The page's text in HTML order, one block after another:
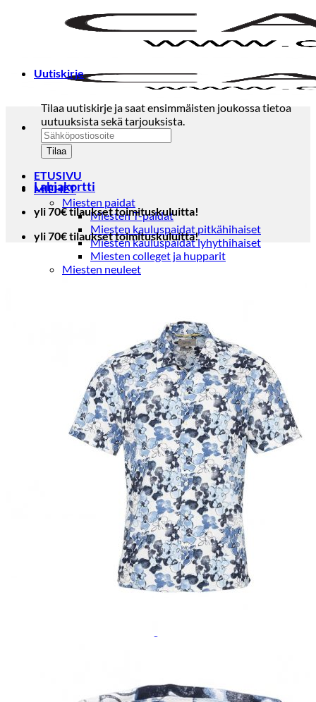
ETUSIVU
MIEHET
Miesten paidat
Miesten T-paidat
Miesten kauluspaidat pitkähihaiset
Miesten kauluspaidat lyhythihaiset
Miesten colleget ja hupparit
Miesten neuleet
Puvuntakit ja blazerit
Miesten housut
Miesten housut
Miesten farkut
Miesten collegehousut
Miesten shortsit
Miesten asusteet
Vyöt ja olkaimet
Solmiot, rusetit ja taskuliinat
Miesten päähineet, huivit ja käsineet
Miesten yöasut ja alusvaatteet
Miesten alusvaatteet
Miesten sukat
Miesten yöasut
Miesten aamutakit ja kylpytakit
Miesten takit
Miesten nahkatakit
Miesten kevät-ja syystakit
Miesten villakangastakit
Miesten talvitakit
Jakut ja liivit
Uutiskirje
Tilaa uutiskirje ja saat ensimmäisten joukossa tietoa
uutuuksista sekä tarjouksista.
Lahjakortti
yli 70€ tilaukset toimituskuluitta!
yli 70€ tilaukset toimituskuluitta!